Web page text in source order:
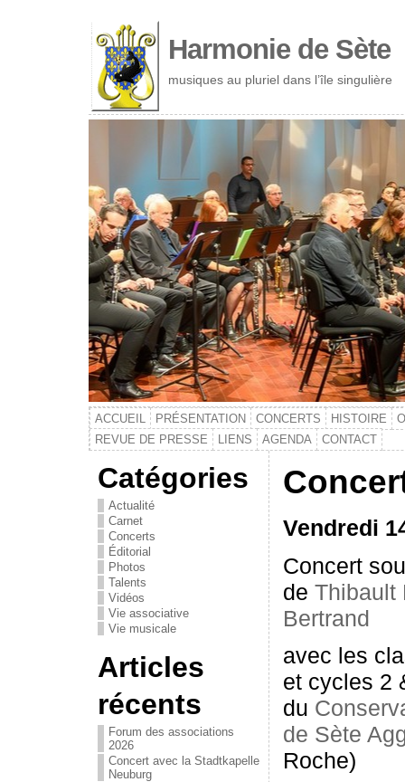
Harmonie de Sète
musiques au pluriel dans l’île singulière
ACCUEIL PRÉSENTATION CONCERTS HISTOIRE
REVUE DE PRESSE
LIENS AGENDA CONTACT
Catégories
Actualité
Carnet
Concerts
Éditorial
Photos
Talents
Vidéos
Vie associative
Vie musicale
Articles
récents
Forum des associations
2026
Concert avec la Stadtkapelle
Neuburg
Vendredi
Concert
de Thibault
Bertrand
avec les
et cycles 2
du
de Sète
Roche)